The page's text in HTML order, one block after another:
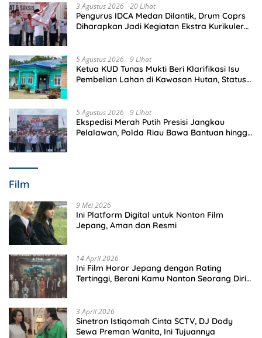
3 Agustus 2026 20 Lihat
Pengurus IDCA Medan Dilantik, Drum Coprs
Diharapkan Jadi Kegiatan Ekstra Kurikuler
5 Agustus 2026 9 Lihat
Ketua KUD Tunas Mukti Beri Klarifikasi Isu
Pembelian Lahan di Kawasan Hutan, Status
5 Agustus 2026 9 Lihat
Ekspedisi Merah Putih Presisi Jangkau
Pelalawan, Polda Riau Bawa Bantuan hingga
Film
9 Mei 2026
Ini Platform Digital untuk Nonton Film
Jepang, Aman dan Resmi
14 April 2026
Ini Film Horor Jepang dengan Rating
Tertinggi, Berani Kamu Nonton Seorang Diri
3 April 2026
Sinetron Istiqomah Cinta SCTV, DJ Dody
Sewa Preman Wanita, Ini Tujuannya